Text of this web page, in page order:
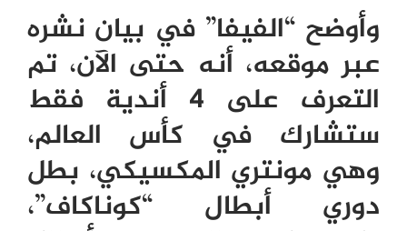
وأوضح “الفيفا” في بيان نشره
عبر موقعه، أنه حتى الآن، تم
التعرف على 4 أندية فقط
ستشارك في كأس العالم،
وهي مونتري المكسيكي، بطل
دوري أبطال “كوناكاف”،